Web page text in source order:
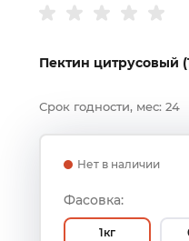
Пектин цитрусовый
Срок годности, мес: 24
Нет в наличии
Фасовка:
1кг